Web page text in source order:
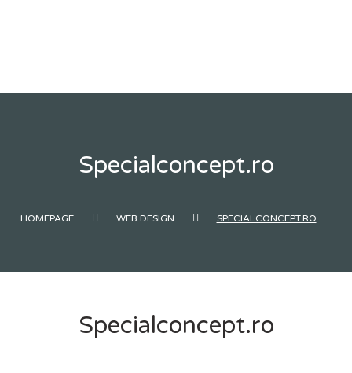
Specialconcept.ro
HOMEPAGE WEB DESIGN SPECIALCONCEPT.RO
Specialconcept.ro